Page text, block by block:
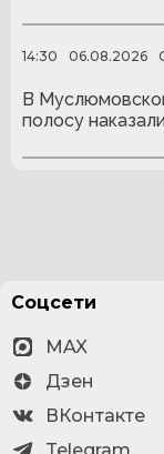
14:30 06.08.2026
В
полосу
Соцсети
MAX
Дзен
ВКонтакте